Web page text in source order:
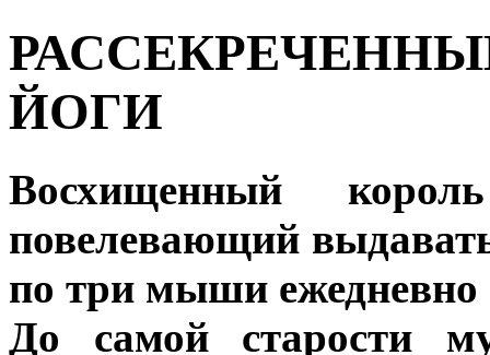
ЙОГИ
Восхищенный
повелевающий
по три мыши ежедневно
До самой старости